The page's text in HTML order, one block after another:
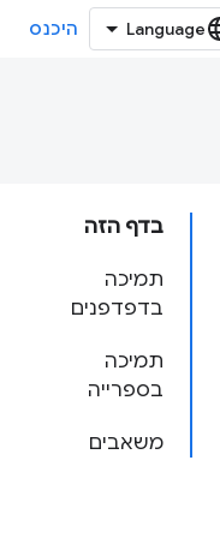
היכנס
בדף הזה
תמיכה
בדפדפנים
תמיכה
בספרייה
משאבים